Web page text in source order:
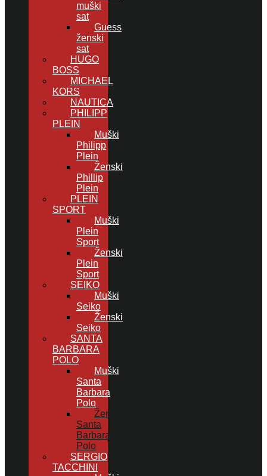
muški
sat
Guess
ženski
sat
HUGO
BOSS
MICHAEL
KORS
NAUTICA
PHILIPP
PLEIN
Muški
Philipp
Plein
Ženski
Phillip
Plein
PLEIN
SPORT
Muški
Plein
Sport
Ženski
Plein
Sport
SEIKO
Muški
Seiko
Ženski
Seiko
SANTA
BARBARA
POLO
Muški
Santa
Barbara
Polo
Ženski
Santa
Barbara
Polo
SERGIO
TACCHINI